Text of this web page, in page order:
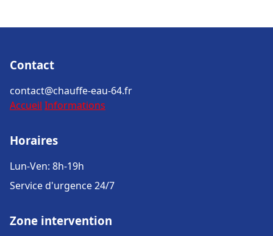
Contact
contact@chauffe-eau-64.fr
Accueil Informations
Horaires
Lun-Ven: 8h-19h
Service d'urgence 24/7
Zone intervention